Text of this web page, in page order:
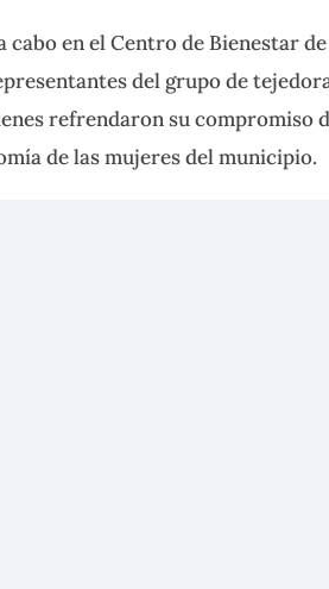
cabo en el Centro de Bienestar
del grupo de
refrendaron su compromiso
de las mujeres del municipio.